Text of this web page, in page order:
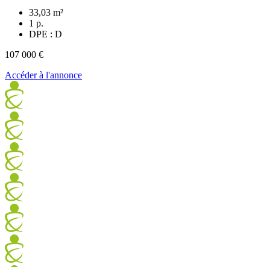
33,03 m²
1 p.
DPE : D
107 000 €
Accéder à l'annonce